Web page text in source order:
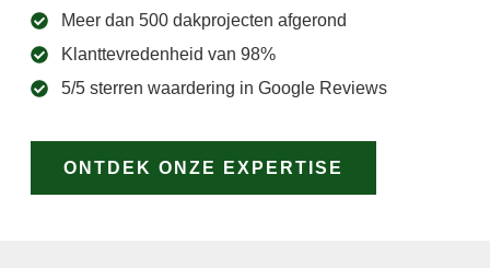
Meer dan 500 dakprojecten afgerond
Klanttevredenheid van 98%
5/5 sterren waardering in Google Reviews
ONTDEK ONZE EXPERTISE